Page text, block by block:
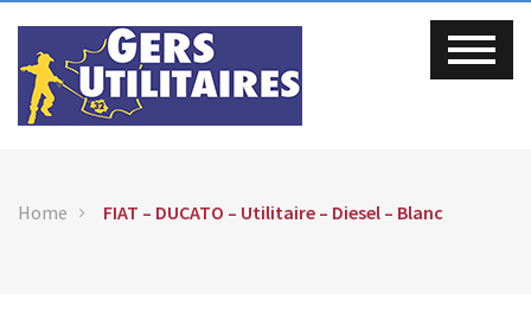
Home FIAT – DUCATO – Utilitaire – Diesel – Blanc